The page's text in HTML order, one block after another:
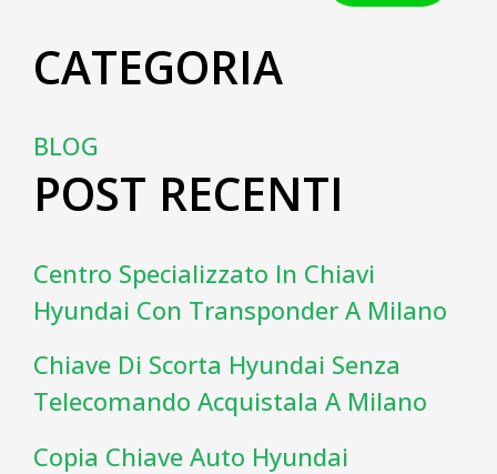
CATEGORIA
BLOG
POST RECENTI
Centro Specializzato In Chiavi
Hyundai Con Transponder A Milano
Chiave Di Scorta Hyundai Senza
Telecomando Acquistala A Milano
Copia Chiave Auto Hyundai